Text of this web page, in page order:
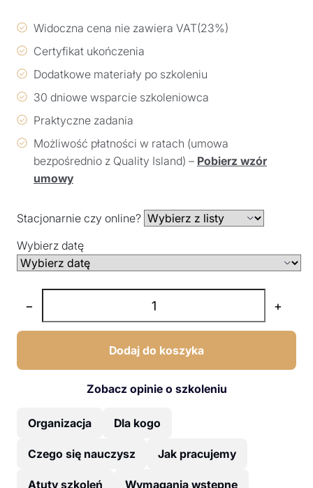
cena
3399,00 PLN.
cena
2599,00 PLN.
Widoczna cena nie zawiera VAT(23%)
Certyfikat ukończenia
Dodatkowe materiały po szkoleniu
30 dniowe wsparcie szkoleniowca
Praktyczne zadania
Możliwość płatności w ratach (umowa
bezpośrednio z Quality Island) – Pobierz wzór
umowy
Stacjonarnie czy online?
Wybierz datę
− +
Dodaj do koszyka
Zobacz opinie o szkoleniu
Organizacja Dla kogo
Czego się nauczysz Jak pracujemy
Atuty szkoleń Wymagania wstępne